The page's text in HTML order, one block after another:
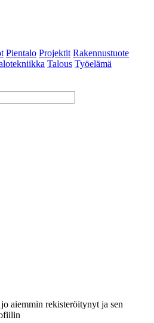
Pientalo Projektit Rakennustuote
Talous Työelämä
aiemmin rekisteröitynyt ja sen